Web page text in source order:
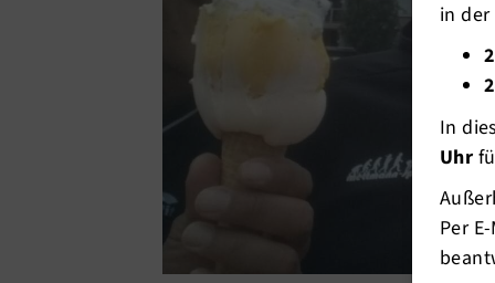
in der
In
Uhr
Per